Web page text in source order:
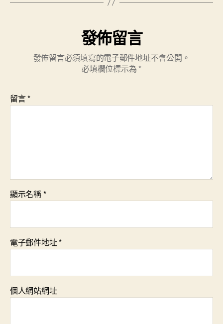
發佈留言
發佈留言必須填寫的電子郵件地址不會公開。
必填欄位標示為 *
留言*
顯示名稱*
電子郵件地址*
個人網站網址